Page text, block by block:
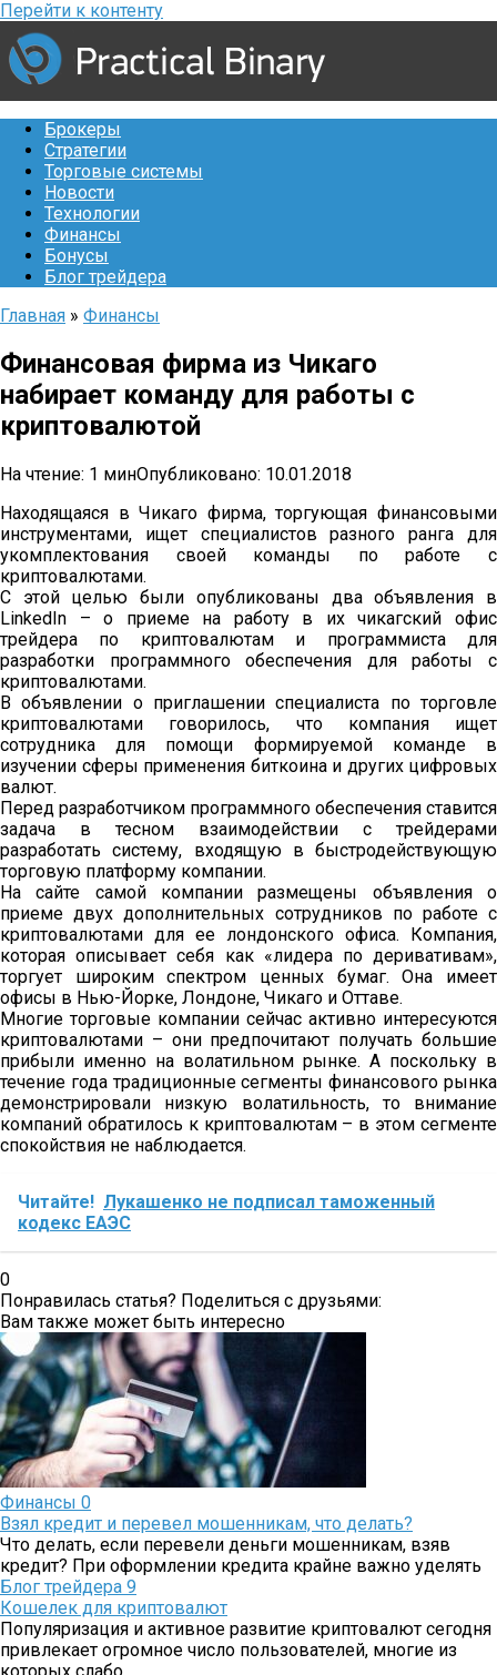
Перейти к контенту
Брокеры
Стратегии
Торговые системы
Новости
Технологии
Финансы
Бонусы
Блог трейдера
Главная » Финансы
Финансовая фирма из Чикаго
набирает команду для работы с
криптовалютой
На чтение: 1 минОпубликовано: 10.01.2018
Находящаяся в Чикаго фирма, торгующая финансовыми
инструментами, ищет специалистов разного ранга для
укомплектования своей команды по работе с
криптовалютами.
С этой целью были опубликованы два объявления в
LinkedIn – о приеме на работу в их чикагский офис
трейдера по криптовалютам и программиста для
разработки программного обеспечения для работы с
криптовалютами.
В объявлении о приглашении специалиста по торговле
криптовалютами говорилось, что компания ищет
сотрудника для помощи формируемой команде в
изучении сферы применения биткоина и других цифровых
валют.
Перед разработчиком программного обеспечения ставится
задача в тесном взаимодействии с трейдерами
разработать систему, входящую в быстродействующую
торговую платформу компании.
На сайте самой компании размещены объявления о
приеме двух дополнительных сотрудников по работе с
криптовалютами для ее лондонского офиса. Компания,
которая описывает себя как «лидера по деривативам»,
торгует широким спектром ценных бумаг. Она имеет
офисы в Нью-Йорке, Лондоне, Чикаго и Оттаве.
Многие торговые компании сейчас активно интересуются
криптовалютами – они предпочитают получать большие
прибыли именно на волатильном рынке. А поскольку в
течение года традиционные сегменты финансового рынка
демонстрировали низкую волатильность, то внимание
компаний обратилось к криптовалютам – в этом сегменте
спокойствия не наблюдается.
Читайте! Лукашенко не подписал таможенный
кодекс ЕАЭС
0
Понравилась статья? Поделиться с друзьями:
Вам также может быть интересно
Финансы 0
Взял кредит и перевел мошенникам, что делать?
Что делать, если перевели деньги мошенникам, взяв
кредит? При оформлении кредита крайне важно уделять
Блог трейдера 9
Кошелек для криптовалют
Популяризация и активное развитие криптовалют сегодня
привлекает огромное число пользователей, многие из